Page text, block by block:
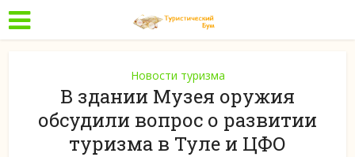
Новости туризма
В здании Музея оружия
обсудили вопрос о развитии
туризма в Туле и ЦФО